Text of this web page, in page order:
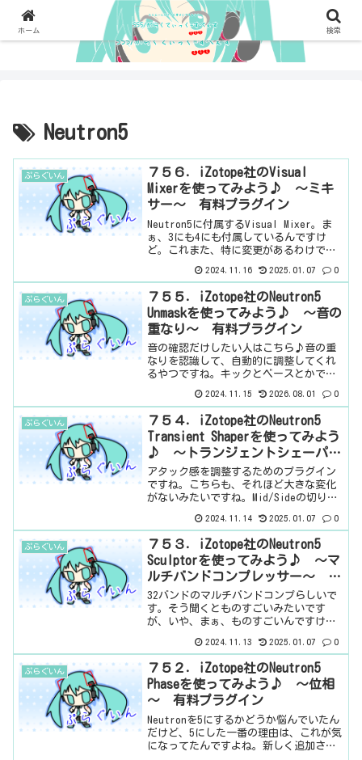
Neutron5
ぷらぐいん
７５６．iZotope社のVisual
Mixerを使ってみよう♪ ～ミキ
サー～ 有料プラグイン
Neutron5に付属するVisual Mixer。ま
ぁ、3にも4にも付属しているんですけ
ど。これまた、特に変更があるわけでは
見てみたら、Balance Assistantの説明
がなかった。なんででしょう...
2024.11.16 2025.01.07 0
ぷらぐいん
７５５．iZotope社のNeutron5
Unmaskを使ってみよう♪ ～音の
重なり～ 有料プラグイン
音の確認だけしたい人はこちら♪音の重
なりを認識して、自動的に調整してくれ
るやつですね。キックとベースとかです
思っていました。が、全然、選択する画
面がなくって、どこだろうと思ってた
ら、外部サイドチェーン...
2024.11.15 2026.08.01 0
ぷらぐいん
７５４．iZotope社のNeutron5
Transient Shaperを使ってみよう
♪ ～トランジェントシェーパー
～ 有料プラグイン
アタック感を調整するためのプラグイン
ですね。こちらも、それほど大きな変化
がないみたいですね。Mid/Sideの切り替
か。基本情報ダウンロードはこちら。イ
ンストール方法iZotope Product
Por...
2024.11.14 2025.01.07 0
ぷらぐいん
７５３．iZotope社のNeutron5
Sculptorを使ってみよう♪ ～マ
ルチバンドコンプレッサー～ 有
料プラグイン
32バンドのマルチバンドコンプらしいで
す。そう聞くとものすごいみたいです
が、いや、まぁ、ものすごいんですけ
はありません。いわば、プリセットがあ
って、適用量を決めるみたいな感じです
ね。32バンドだけど、どこ...
2024.11.13 2025.01.07 0
ぷらぐいん
７５２．iZotope社のNeutron5
Phaseを使ってみよう♪ ～位相
～ 有料プラグイン
Neutronを5にするかどうか悩んでいたん
だけど、5にした一番の理由は、これが気
になってたんですよね。新しく追加され
ホーム 検索